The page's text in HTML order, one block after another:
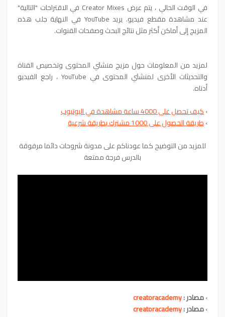
في الوقت الحالي ، يتم عرض Creator Mixes في الاقتراحات "التالية"
عند مشاهدة مقطع فيديو. يريد YouTube في النهاية جلب هذه
المزيج إلى أماكن أكثر مثل نتائج البحث وصفحات القنوات.
لمزيد من المعلومات حول مزيج منشئي المحتوى وتخصيص القناة
والتحديثات الأخرى لمنشئي المحتوى في YouTube ، راجع الفيديو
أدناه.
›كيف تحصل على 4000 ساعة مشاهدة في اليوتيوب
›طريقة الحصول على 1000 مشترك بطريقة شرعية
للمزيد من التوضيح كما عودناكم على مدونة شروحات دائما مرفوقة
بالدرس فرجة ممتعة
›مصادر :
›مصادر :creatoracademy